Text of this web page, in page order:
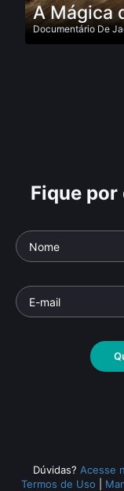
A Mágica
Documentário De
Fique
Dúvidas? Acesse
Termos de Uso